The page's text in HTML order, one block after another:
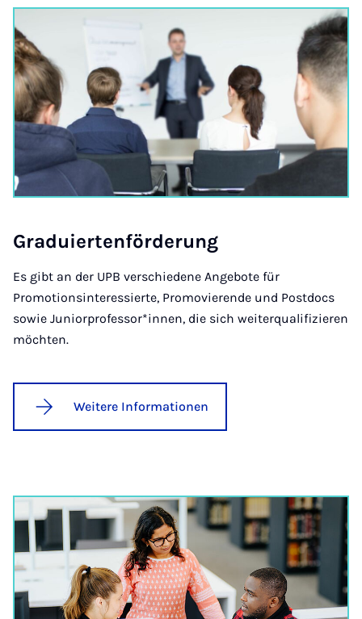
Graduier­ten­för­der­ung
Es gibt an der UPB verschiedene Angebote für
Promotionsinteressierte, Promovierende und Postdocs
sowie Juniorprofessor*innen, die sich weiterqualifizieren
möchten.
Weitere Informationen